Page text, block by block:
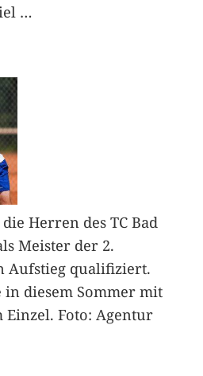
…
Herren des TC Bad
Meister der 2.
Aufstieg qualifiziert.
diesem Sommer mit
Foto: Agentur